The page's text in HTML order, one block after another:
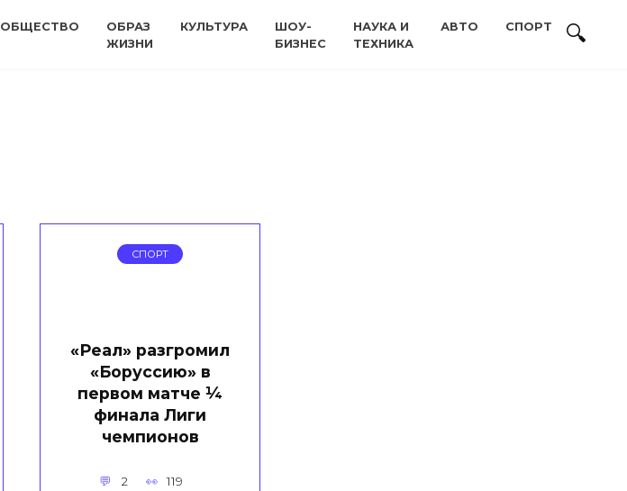
ОБЩЕСТВО
ОБРАЗ
ЖИЗНИ
КУЛЬТУРА
ШОУ-
БИЗНЕС
НАУКА И
ТЕХНИКА
АВТО СПОРТ
СПОРТ
«Реал» разгромил
«Боруссию» в
первом матче ¼
финала Лиги
чемпионов
2 119